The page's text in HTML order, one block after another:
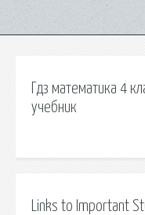
Гдз математика 4
учебник
Links to Important